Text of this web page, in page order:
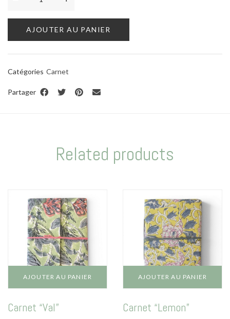
AJOUTER AU PANIER
Catégories Carnet
Partager
Related products
AJOUTER AU PANIER
Carnet “Val”
AJOUTER AU PANIER
Carnet “Lemon”